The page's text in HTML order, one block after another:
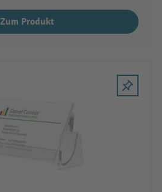
Zum Produkt